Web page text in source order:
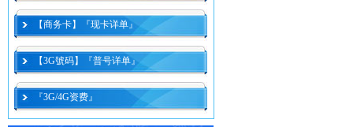
【商务卡】『现卡详单』
【3G號码】『普号详单』
『3G/4G资费』